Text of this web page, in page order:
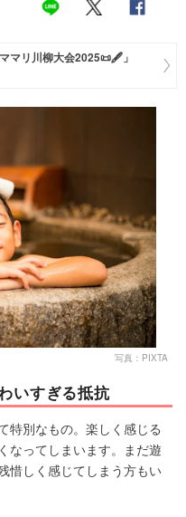
マリ川柳大会2025📜🖋️」
写真：PIXTA
いすぎる抵抗
特別なもの。楽しく感じる
なってしまいます。まだ遊
惜しく感じてしまう方もい